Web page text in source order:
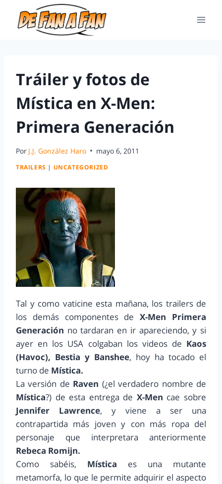
Tráiler y fotos de
Mística en X-Men:
Primera Generación
Por J.J. González Haro mayo 6, 2011
TRAILERS | UNCATEGORIZED
Tal y como vaticine esta mañana, los trailers de
los demás componentes deX-Men Primera
Generación no tardaran en ir apareciendo, y si
ayer en los USA colgaban los videos de Kaos
(Havoc), Bestia y Banshee, hoy ha tocado el
turno de Mística.
La versión de Raven (¿el verdadero nombre de
Mística?) de esta entrega de X-Men cae sobre
Jennifer Lawrence, y viene a ser una
contrapartida más joven y con más ropa del
personaje que interpretara anteriormente
Rebeca Romijn.
Como sabéis, Mística es una mutante
metamorfa, lo que le permite adquirir el aspecto